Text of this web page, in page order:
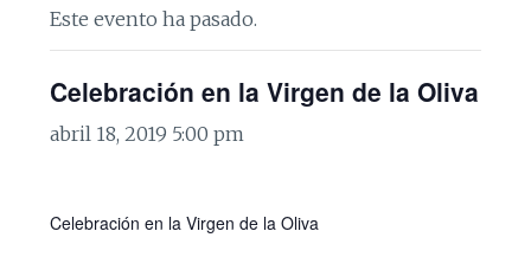
Este evento ha pasado.
Celebración en la Virgen de la Oliva
abril 18, 2019 5:00 pm
Celebración en la Virgen de la Oliva